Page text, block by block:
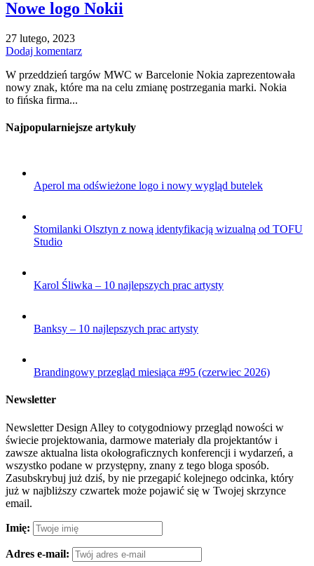
Nowe logo Nokii
27 lutego, 2023
Dodaj komentarz
W przeddzień targów MWC w Barcelonie Nokia zaprezentowała
nowy znak, które ma na celu zmianę postrzegania marki. Nokia
to fińska firma...
Najpopularniejsze artykuły
Aperol ma odświeżone logo i nowy wygląd butelek
Stomilanki Olsztyn z nową identyfikacją wizualną od TOFU
Studio
Karol Śliwka – 10 najlepszych prac artysty
Banksy – 10 najlepszych prac artysty
Brandingowy przegląd miesiąca #95 (czerwiec 2026)
Newsletter
Newsletter Design Alley to cotygodniowy przegląd nowości w
świecie projektowania, darmowe materiały dla projektantów i
zawsze aktualna lista okołograficznych konferencji i wydarzeń, a
wszystko podane w przystępny, znany z tego bloga sposób.
Zasubskrybuj już dziś, by nie przegapić kolejnego odcinka, który
już w najbliższy czwartek może pojawić się w Twojej skrzynce
email.
Imię:
Adres e-mail: